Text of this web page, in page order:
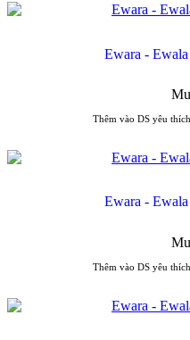
Ewara -
Thêm vào DS yêu thích
Ewara -
Thêm vào DS yêu thích